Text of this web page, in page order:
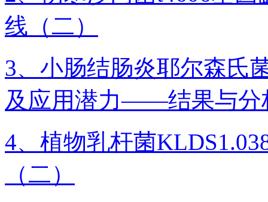
线（二）
3、小肠结肠炎耶尔森氏
及应用潜力——结果与分
4、植物乳杆菌
（二）